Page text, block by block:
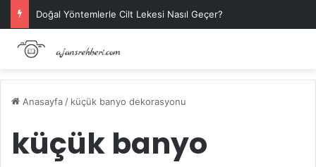
Doğal Yöntemlerle Cilt Lekesi Nasıl Geçer?
Anasayfa / küçük banyo dekorasyonu
küçük banyo